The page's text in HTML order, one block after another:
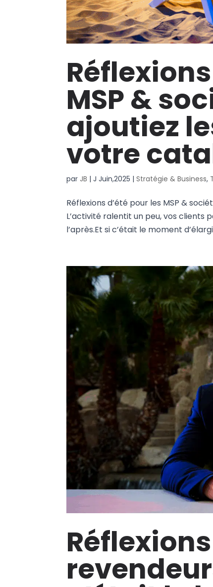
MSP &
ajoutiez
votre
par JB |J Juin,2025 |Stratégie & Business,
Réflexions d’été pour les MSP &
L’activité ralentit un peu, vos clients
l’après.Et si c’était le moment